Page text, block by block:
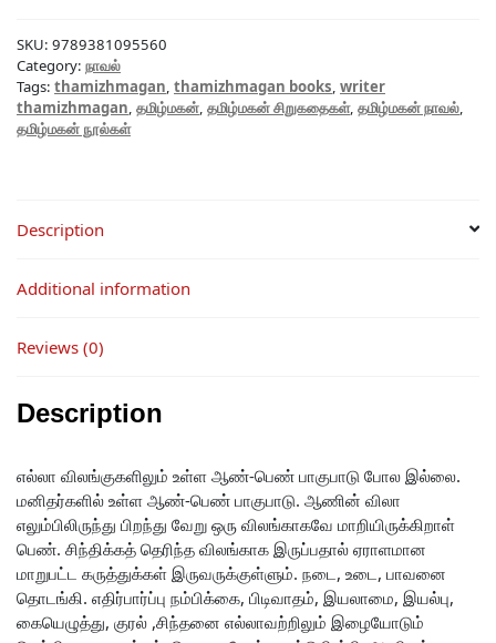
SKU: 9789381095560
Category: நாவல்
Tags: thamizhmagan, thamizhmagan books, writer
thamizhmagan, தமிழ்மகன், தமிழ்மகன் சிறுகதைகள், தமிழ்மகன் நாவல்,
தமிழ்மகன் நூல்கள்
Description
Additional information
Reviews (0)
Description
எல்லா விலங்குகளிலும் உள்ள ஆண்-பெண் பாகுபாடு போல இல்லை.
மனிதர்களில் உள்ள ஆண்-பெண் பாகுபாடு. ஆணின் விலா
எலும்பிலிருந்து பிறந்து வேறு ஒரு விலங்காகவே மாறியிருக்கிறாள்
பெண். சிந்திக்கத் தெரிந்த விலங்காக இருப்பதால் ஏராளமான
மாறுபட்ட கருத்துக்கள் இருவருக்குள்ளும். நடை, உடை, பாவனை
தொடங்கி. எதிர்பார்ப்பு நம்பிக்கை, பிடிவாதம், இயலாமை, இயல்பு,
கையெழுத்து, குரல் ,சிந்தனை எல்லாவற்றிலும் இழையோடும்